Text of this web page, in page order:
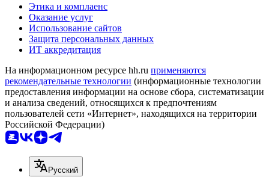
Этика и комплаенс
Оказание услуг
Использование сайтов
Защита персональных данных
ИТ аккредитация
На информационном ресурсе hh.ru применяются
рекомендательные технологии (информационные технологии
предоставления информации на основе сбора, систематизации
и анализа сведений, относящихся к предпочтениям
пользователей сети «Интернет», находящихся на территории
Российской Федерации)
Русский